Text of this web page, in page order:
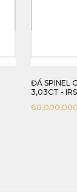
ĐÁ SPINEL
3,03CT -
60,000,000